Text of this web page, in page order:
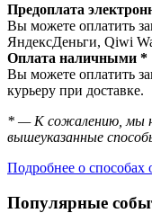
Предоплата
Вы можете оплатить
ЯндексДеньги, Qiwi
Оплата наличными *
Вы можете оплатить
курьеру при доставке.
* — К сожалению, мы
вышеуказанные
Подробнее о
Популярные